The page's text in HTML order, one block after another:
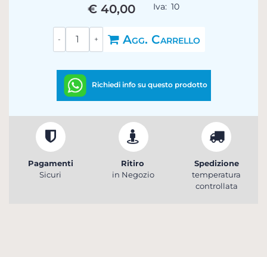
€ 40,00 Iva: 10
Quantità
Agg. Carrello
Richiedi info su questo prodotto
Pagamenti
Sicuri
Ritiro
in Negozio
Spedizione
temperatura
controllata